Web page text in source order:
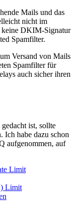
Mails und das
nicht im
keine DKIM-Signatur
Spamfilter.
Versand von Mails
Spamfilter für
auch sicher ihren
ist, sollte
Ich habe dazu schon
aufgenommen, auf
Limit
Limit